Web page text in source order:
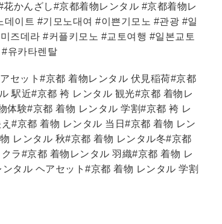
かんざし#京都着物レンタル #京都着物レ
데이트 #기모노대여 #이쁜기모노 #관광 #일
즈데라 #커플키모노 #교토여행 #일본교토
유카타렌탈
セット#京都 着物レンタル 伏見稲荷#京都
駅近#京都 袴 レンタル 観光#京都 着物レ
体験#京都 着物 レンタル 学割#京都 袴 レ
#京都 着物 レンタル 当日#京都 着物 レン
レンタル 秋#京都 着物 レンタル冬#京都
ラ#京都 着物レンタル 羽織#京都 着物 レ
タル ヘアセット#京都 着物 レンタル 学割